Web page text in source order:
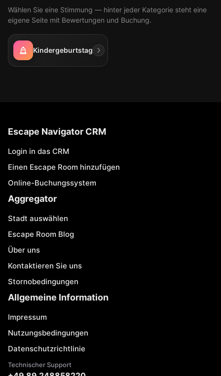
Wählen Sie eine Stimmung — hinter jeder Kategorie steht eine
eigene Seite mit Bewertungen und Buchung.
Kindergeburtstag
Escape Navigator CRM
Login in das CRM
Einen Escape Room hinzufügen
Online-Buchungssystem
Aggregator
Stadt auswählen
Escape Room Blog
Über uns
Kontaktieren Sie uns
Stornobedingungen
Allgemeine Information
Impressum
Nutzungsbedingungen
Datenschutzrichtlinie
Technischer Support